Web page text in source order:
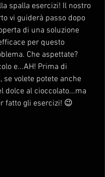
spalla esercizi! Il nostro
vi guiderà passo dopo
di una soluzione
per questo
Che aspettate?
e...AH! Prima di
volete potete anche
dolce al cioccolato...ma
fatto gli esercizi! 😉